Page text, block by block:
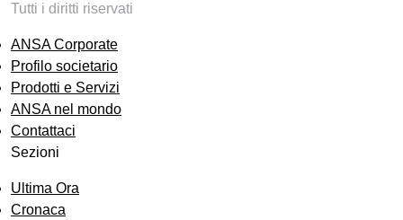
Tutti i diritti riservati
ANSA Corporate
Profilo societario
Prodotti e Servizi
ANSA nel mondo
Contattaci
Sezioni
Ultima Ora
Cronaca